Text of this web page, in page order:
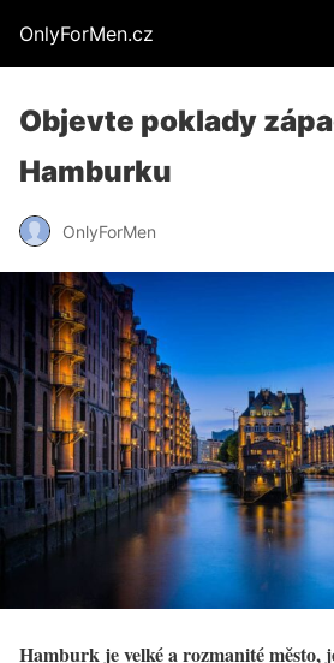
OnlyForMen.cz
Objevte poklady
Hamburku
OnlyForMen
Hamburk je velké a rozmanité město,